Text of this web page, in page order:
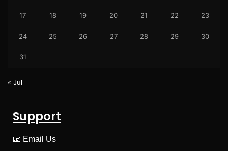
17 18 19 20 21 22 23
24 25 26 27 28 29 30
31
« Jul
Support
📧 Email Us